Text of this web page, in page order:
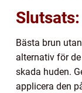
Slutsats:
Bästa brun
alternativ för
skada huden.
applicera den